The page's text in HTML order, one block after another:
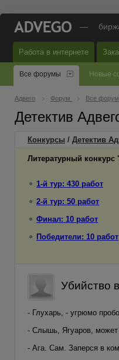
—
Работа в интернете
Все форумы Новые
Адвего Форум Все
Детектив
Конкурсы / Детектив
Литературный конкурс
1-й тур: 430 работ
2-й тур: 50 работ
Финал: 10 работ
Победители: 10 работ
Убийство
- Глухарь, - угрюмо
- Слышь, Ягуаров, может
- Ага. Сам. Заперся в